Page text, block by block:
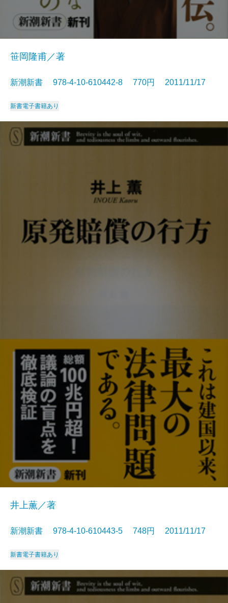
笹岡隆甫／著
新潮新書 978-4-10-610442-8 770円 2011/11/17
新書電子書籍あり
井上薫／著
新潮新書 978-4-10-610443-5 748円 2011/11/17
新書電子書籍あり